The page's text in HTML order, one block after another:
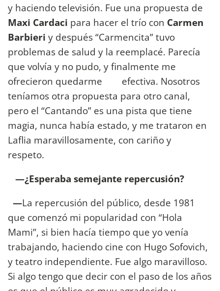
y haciendo televisión. Fue una propuesta de
Maxi Cardaci para hacer el trío con Carmen
Barbieri y después “Carmencita” tuvo
problemas de salud y la reemplacé. Parecía
que volvía y no pudo, y finalmente me
ofrecieron quedarme efectiva. Nosotros
teníamos otra propuesta para otro canal,
pero el “Cantando” es una pista que tiene
magia, nunca había estado, y me trataron en
Laflia maravillosamente, con cariño y
respeto.
—¿Esperaba semejante repercusión?
—La repercusión del público, desde 1981
que comenzó mi popularidad con “Hola
Mami”, si bien hacía tiempo que yo venía
trabajando, haciendo cine con Hugo Sofovich,
y teatro independiente. Fue algo maravilloso.
Si algo tengo que decir con el paso de los años